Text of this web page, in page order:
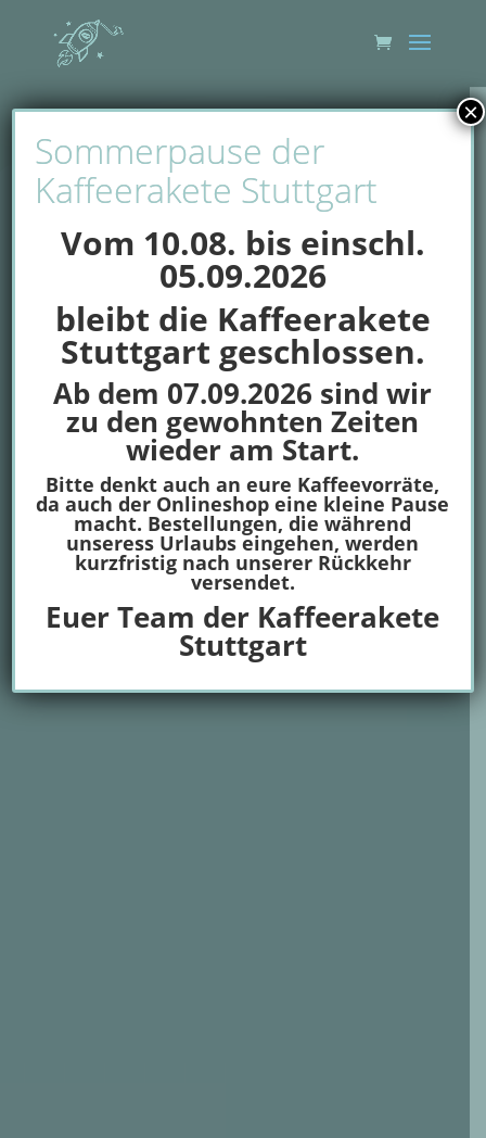
Sommerpause der
Kaffeerakete Stuttgart
Vom 10.08. bis einschl.
05.09.2026
bleibt die Kaffeerakete
Stuttgart geschlossen.
Ab dem 07.09.2026 sind wir
zu den gewohnten Zeiten
wieder am Start.
Bitte denkt auch an eure Kaffeevorräte,
da auch der Onlineshop eine kleine Pause
macht. Bestellungen, die während
unseress Urlaubs eingehen, werden
kurzfristig nach unserer Rückkehr
versendet.
Euer Team der Kaffeerakete
Stuttgart
×